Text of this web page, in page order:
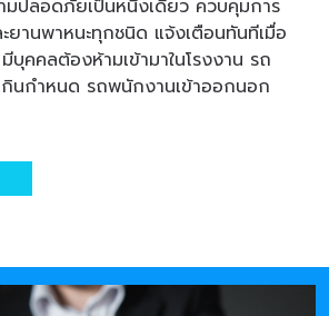
มปลอดภัยเป็นหนึ่งเดียว ควบคุมการ
ยานพาหนะทุกชนิด แจ้งเตือนทันทีเมื่อ
บุคคลต้องห้ามเข้ามาในโรงงาน รถ
นกำหนด รถพนักงานเข้าออกนอก